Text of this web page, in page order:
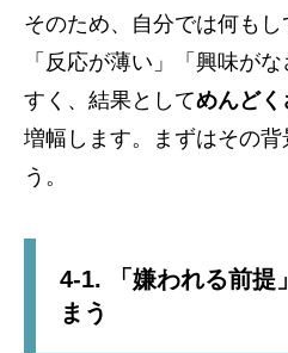
そのため、自分では何もし
「反応が薄い」「興味が
すく、結果としてめんどく
増幅します。まずはその背
う。
4-1. 「嫌われる前提
まう